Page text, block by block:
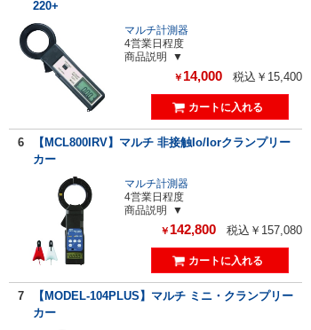
220+
マルチ計測器
4営業日程度
商品説明
￥ 14,000 税込￥15,400
6
【MCL800IRV】マルチ 非接触Io/Iorクランプリー
カー
マルチ計測器
4営業日程度
商品説明
￥ 142,800 税込￥157,080
7
【MODEL-104PLUS】マルチ ミニ・クランプリー
カー